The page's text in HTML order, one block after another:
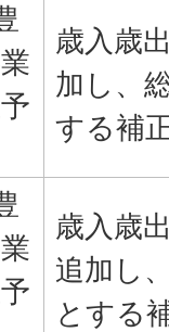
歳入歳
加し、
する補
歳入歳
追加し
とする